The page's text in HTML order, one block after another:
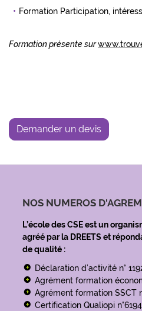
Formation Participation,
Formation présente sur
Demander un devis
NOS NUMEROS
L’école des CSE est un
agréé par la DREETS et
de qualité :
Déclaration d’activité n°
Agrément formation
Agrément formation SSCT
Certification Qualiopi